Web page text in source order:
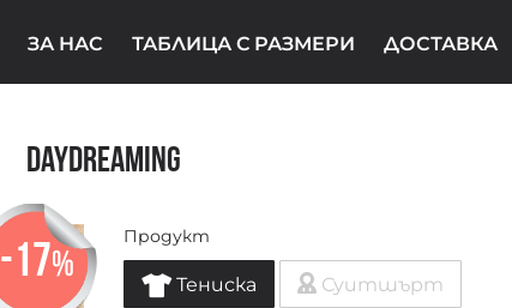
ЗА НАС ТАБЛИЦА С РАЗМЕРИ ДОСТАВКА
DayDreaming
-17%
Продукт
Тениска Суитшърт